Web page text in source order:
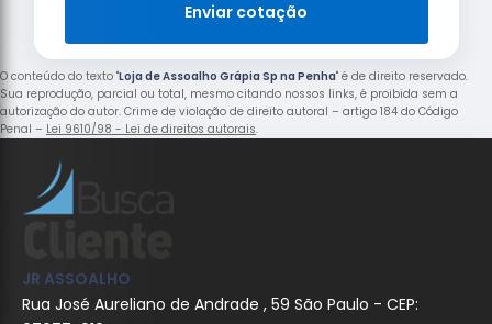
Enviar cotação
O conteúdo do texto "Loja de Assoalho Grápia Sp na Penha" é de direito reservado.
Sua reprodução, parcial ou total, mesmo citando nossos links, é proibida sem a
autorização do autor. Crime de violação de direito autoral – artigo 184 do Código
Penal – Lei 9610/98 - Lei de direitos autorais.
JR ASSOALHO
Rua José Aureliano de Andrade , 59 São Paulo - CEP: